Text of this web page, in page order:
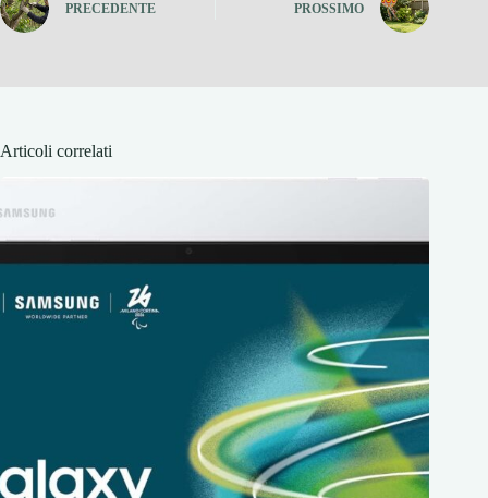
PRECEDENTE PROSSIMO
Articoli correlati